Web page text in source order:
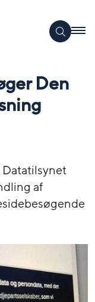
Den
af